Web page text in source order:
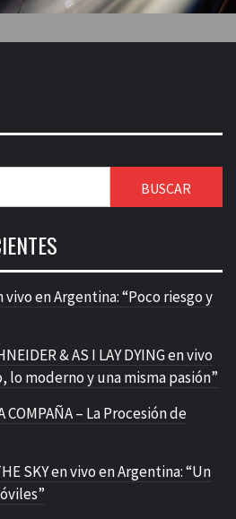
vivo en Argentina: “Poco riesgo y
& AS I LAY DYING en vivo
lo moderno y una misma pasión”
COMPAÑA – La Procesión de
SKY en vivo en Argentina: “Un